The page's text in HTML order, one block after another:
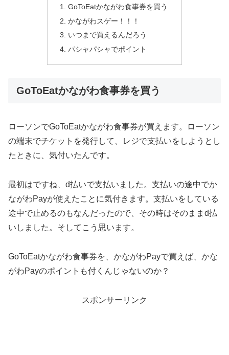
GoToEatかながわ食事券を買う
かながわスゲー！！！
いつまで買えるんだろう
パシャパシャでポイント
GoToEatかながわ食事券を買う
ローソンでGoToEatかながわ食事券が買えます。ローソン
の端末でチケットを発行して、レジで支払いをしようとし
たときに、気付いたんです。
最初はですね、d払いで支払いました。支払いの途中でか
ながわPayが使えたことに気付きます。支払いをしている
途中で止めるのもなんだったので、その時はそのままd払
いしました。そしてこう思います。
GoToEatかながわ食事券を、かながわPayで買えば、かな
がわPayのポイントも付くんじゃないのか？
スポンサーリンク